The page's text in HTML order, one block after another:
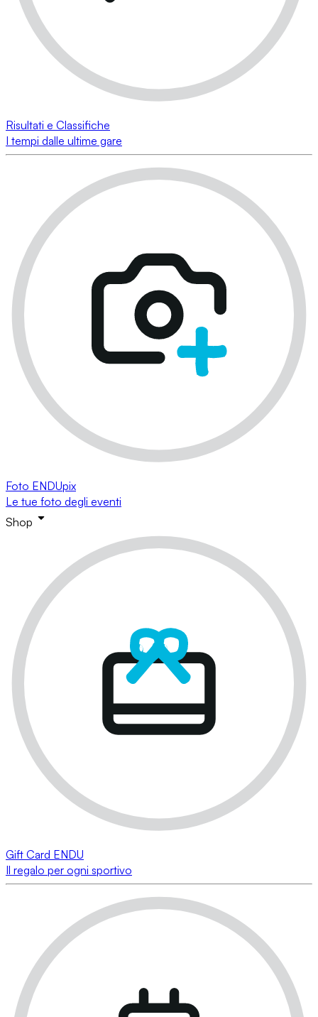
Risultati e Classifiche
I tempi dalle ultime gare
Foto ENDUpix
Le tue foto degli eventi
Shop
Gift Card ENDU
Il regalo per ogni sportivo